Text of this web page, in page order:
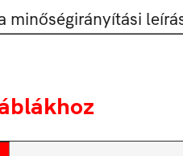
minőségirányítási